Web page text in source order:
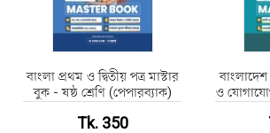
বাংলা প্রথম ও দ্বিতীয় পত্র মাস্টার
বুক - ষষ্ঠ শ্রেণি (পেপারব্যাক)
Tk. 350
ও